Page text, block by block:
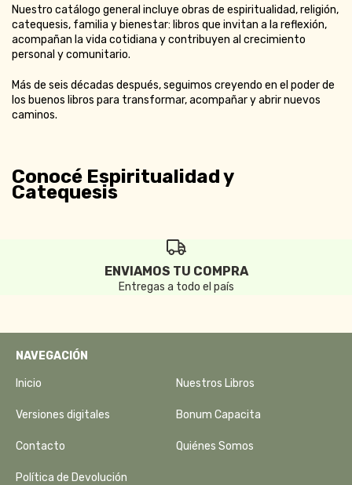
Nuestro catálogo general incluye obras de espiritualidad, religión,
catequesis, familia y bienestar: libros que invitan a la reflexión,
acompañan la vida cotidiana y contribuyen al crecimiento
personal y comunitario.
Más de seis décadas después, seguimos creyendo en el poder de
los buenos libros para transformar, acompañar y abrir nuevos
caminos.
Conocé Espiritualidad y
Catequesis
ENVIAMOS TU COMPRA
Entregas a todo el país
NAVEGACIÓN
Inicio Nuestros Libros
Versiones digitales Bonum Capacita
Contacto Quiénes Somos
Política de Devolución